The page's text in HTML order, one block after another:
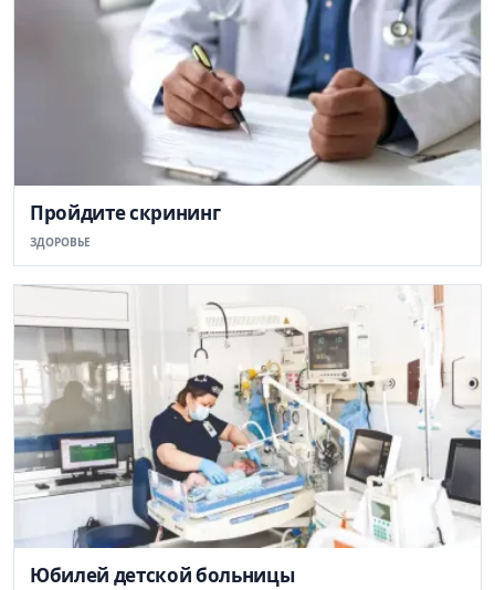
Пройдите скрининг
ЗДОРОВЬЕ
Юбилей детской больницы